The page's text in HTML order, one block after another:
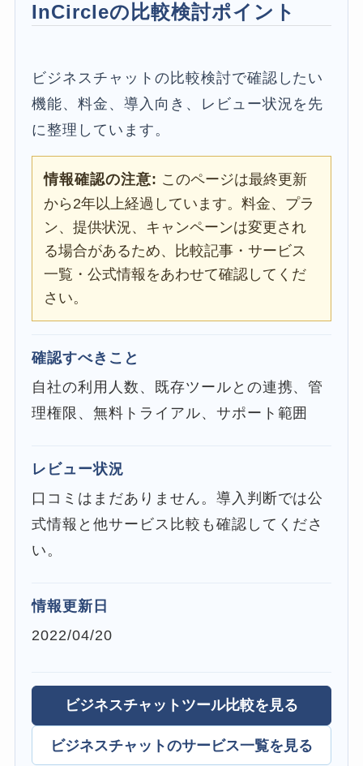
InCircleの比較検討ポイント
ビジネスチャットの比較検討で確認したい
機能、料金、導入向き、レビュー状況を先
に整理しています。
情報確認の注意: このページは最終更新
から2年以上経過しています。料金、プラ
ン、提供状況、キャンペーンは変更され
る場合があるため、比較記事・サービス
一覧・公式情報をあわせて確認してくだ
さい。
確認すべきこと
自社の利用人数、既存ツールとの連携、管
理権限、無料トライアル、サポート範囲
レビュー状況
口コミはまだありません。導入判断では公
式情報と他サービス比較も確認してくださ
い。
情報更新日
2022/04/20
ビジネスチャットツール比較を見る
ビジネスチャットのサービス一覧を見る